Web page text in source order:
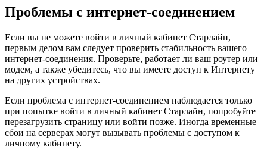
Проблемы с интернет-соединением
Если вы не можете войти в личный кабинет Старлайн,
первым делом вам следует проверить стабильность вашего
интернет-соединения. Проверьте, работает ли ваш роутер или
модем, а также убедитесь, что вы имеете доступ к Интернету
на других устройствах.
Если проблема с интернет-соединением наблюдается только
при попытке войти в личный кабинет Старлайн, попробуйте
перезагрузить страницу или войти позже. Иногда временные
сбои на серверах могут вызывать проблемы с доступом к
личному кабинету.